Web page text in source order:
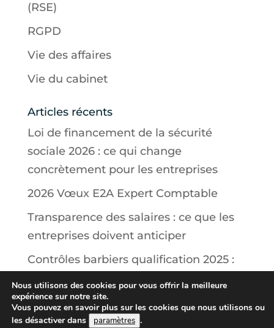
(RSE)
RGPD
Vie des affaires
Vie du cabinet
Articles récents
Loi de financement de la sécurité
sociale 2026 : ce qui change
concrètement pour les entreprises
2026 Vœux E2A Expert Comptable
Transparence des salaires : ce que les
entreprises doivent anticiper
Contrôles barbiers qualification 2025 :
Contrôle des ventes à l’étranger : ce
que prévoit la nouvelle loi 2025
Nous utilisons des cookies pour vous offrir la meilleure
expérience sur notre site.
Vous pouvez en savoir plus sur les cookies que nous utilisons ou
les désactiver dans
paramètres .